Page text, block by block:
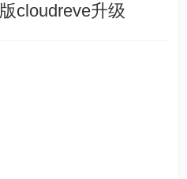
cloudreve升级